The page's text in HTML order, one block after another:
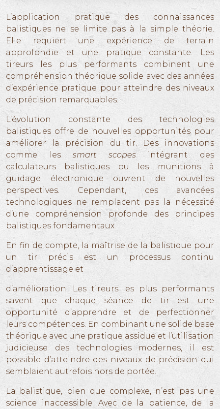
L’application pratique des connaissances
balistiques ne se limite pas à la simple théorie.
Elle requiert une expérience de terrain
approfondie et une pratique constante. Les
tireurs les plus performants combinent une
compréhension théorique solide avec des années
d’expérience pratique pour atteindre des niveaux
de précision remarquables.
L’évolution constante des technologies
balistiques offre de nouvelles opportunités pour
améliorer la précision du tir. Des innovations
comme lessmart scopes intégrant des
calculateurs balistiques ou les munitions à
guidage électronique ouvrent de nouvelles
perspectives. Cependant, ces avancées
technologiques ne remplacent pas la nécessité
d’une compréhension profonde des principes
balistiques fondamentaux.
En fin de compte, la maîtrise de la balistique pour
un tir précis est un processus continu
d’apprentissage et
d’amélioration. Les tireurs les plus performants
savent que chaque séance de tir est une
opportunité d’apprendre et de perfectionner
leurs compétences. En combinant une solide base
théorique avec une pratique assidue et l’utilisation
judicieuse des technologies modernes, il est
possible d’atteindre des niveaux de précision qui
semblaient autrefois hors de portée.
La balistique, bien que complexe, n’est pas une
science inaccessible. Avec de la patience, de la